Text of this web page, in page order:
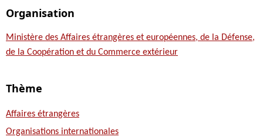
Organisation
Ministère des Affaires étrangères et européennes, de la Défense,
de la Coopération et du Commerce extérieur
Thème
Affaires étrangères
Organisations internationales